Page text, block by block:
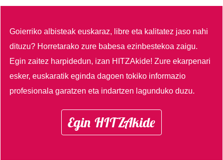
Goierriko albisteak euskaraz, libre eta kalitatez jaso nahi
dituzu? Horretarako zure babesa ezinbestekoa zaigu.
Egin zaitez harpidedun, izan HITZAkide!Zure ekarpenari
esker, euskaratik eginda dagoen tokiko informazio
profesionala garatzen eta indartzen lagunduko duzu.
Egin HITZAkide